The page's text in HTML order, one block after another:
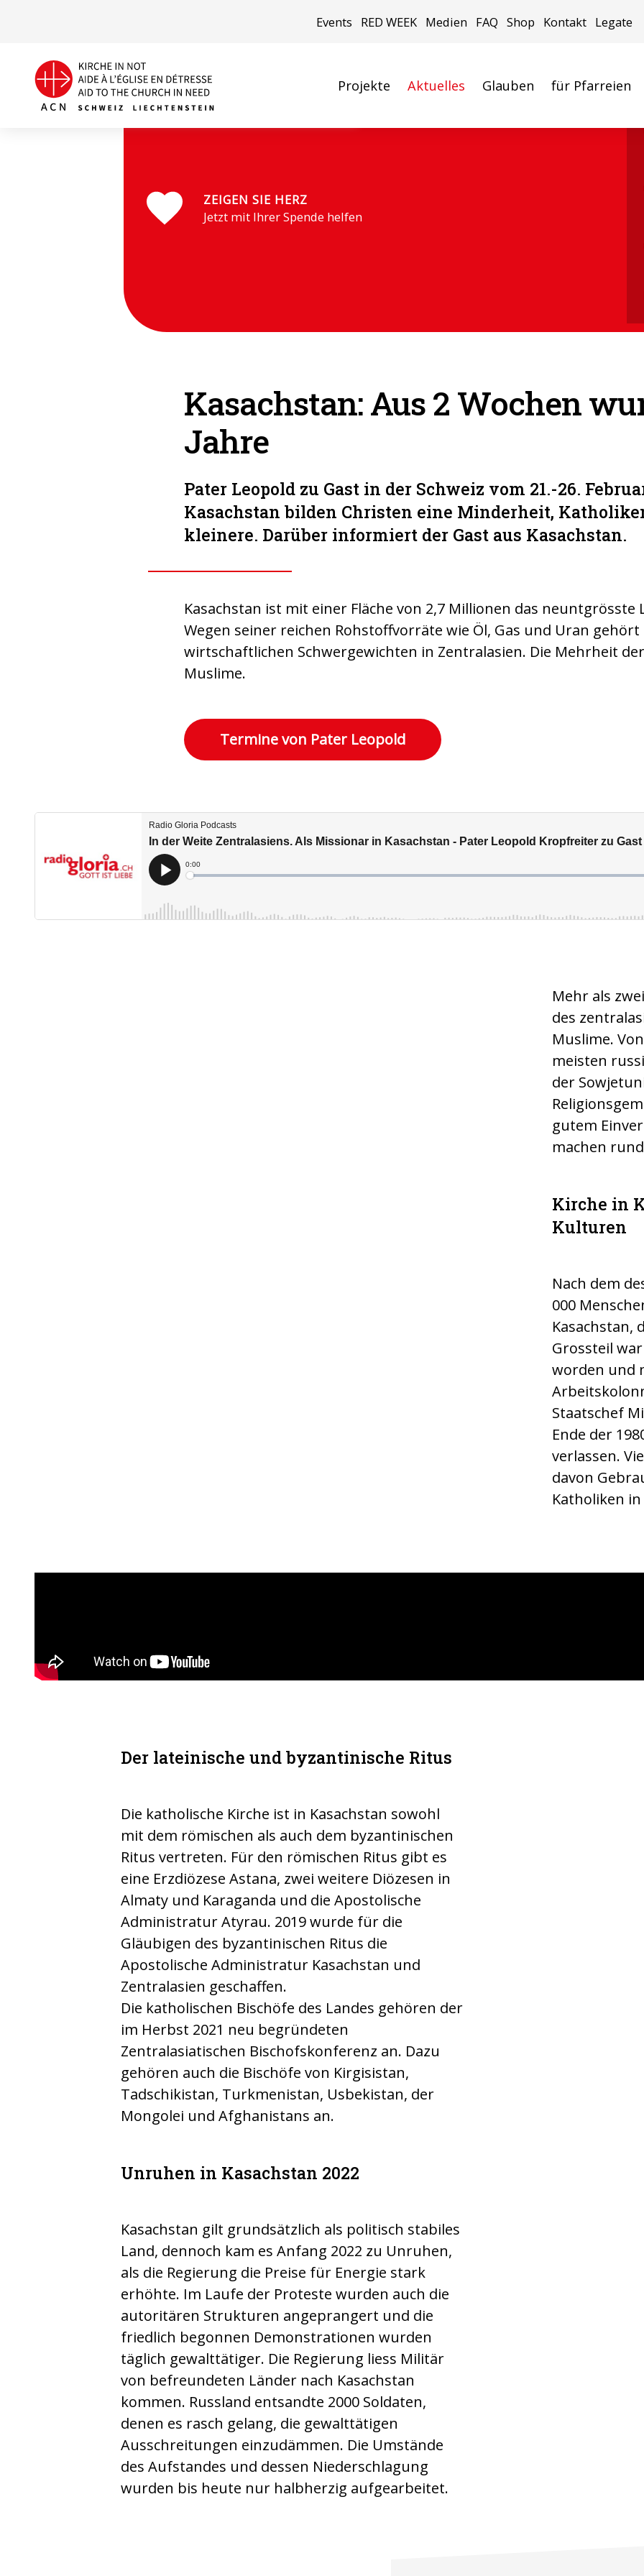
Events RED WEEK Medien FAQ Shop Kontakt Legate
Projekte Aktuelles Glauben für Pfarreien
Pater Leopold Kropfreiter wirkt in Zentralasien. (Foto: ACN)
ZEIGEN SIE HERZ
Jetzt mit Ihrer Spende helfen
Kasachstan: Aus 2 Wochen
Jahre
Pater Leopold zu Gast in der Schweiz vom 21.-26.
Kasachstan bilden Christen eine Minderheit,
kleinere. Darüber informiert der Gast aus Kasachstan.
Kasachstan ist mit einer Fläche von 2,7 Millionen das neuntgrösste
Wegen seiner reichen Rohstoffvorräte wie Öl, Gas und Uran gehört
wirtschaftlichen Schwergewichten in Zentralasien. Die Mehrheit
Muslime.
Termine von Pater Leopold
Mehr als
des
Muslime.
meisten
der
gutem
machen
Kirche in
Kulturen
Nach dem
000
Kasachstan,
Grossteil
worden und
Staatschef
Ende der
verlassen.
davon
Katholiken
Der lateinische und byzantinische Ritus
Die katholische Kirche ist in Kasachstan sowohl
mit dem römischen als auch dem byzantinischen
Ritus vertreten. Für den römischen Ritus gibt es
eine Erzdiözese Astana, zwei weitere Diözesen in
Almaty und Karaganda und die Apostolische
Administratur Atyrau. 2019 wurde für die
Gläubigen des byzantinischen Ritus die
Apostolische Administratur Kasachstan und
Zentralasien geschaffen.
Die katholischen Bischöfe des Landes gehören der
im Herbst 2021 neu begründeten
Zentralasiatischen Bischofskonferenz an. Dazu
gehören auch die Bischöfe von Kirgisistan,
Tadschikistan, Turkmenistan, Usbekistan, der
Mongolei und Afghanistans an.
Unruhen in Kasachstan 2022
Kasachstan gilt grundsätzlich als politisch stabiles
Land, dennoch kam es Anfang 2022 zu Unruhen,
als die Regierung die Preise für Energie stark
erhöhte. Im Laufe der Proteste wurden auch die
autoritären Strukturen angeprangert und die
friedlich begonnen Demonstrationen wurden
täglich gewalttätiger. Die Regierung liess Militär
von befreundeten Länder nach Kasachstan
kommen. Russland entsandte 2000 Soldaten,
denen es rasch gelang, die gewalttätigen
Ausschreitungen einzudämmen. Die Umstände
des Aufstandes und dessen Niederschlagung
wurden bis heute nur halbherzig aufgearbeitet.